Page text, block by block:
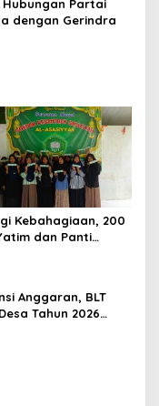
Hubungan Partai
dengan Gerindra
Kebahagiaan, 200
dan Panti
Anggaran, BLT
Tahun 2026